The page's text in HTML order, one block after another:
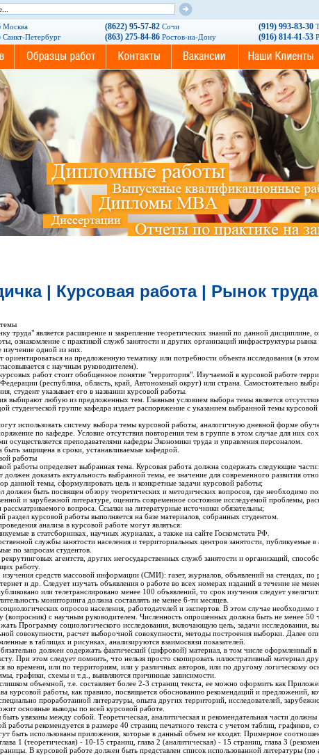
Москва
Санкт-Петербург
(8622) 95-57-82 Сочи
(863) 275-84-86 Ростов-на-Дону
(919) 993-83-30
(916) 814-41-53
| Курсовая работа | Рынок труда
труда" является расширение и закрепление теоретических знаний по данной дисциплине,
ознакомление с практикой служб занятости и других организаций инфраструктуры
одной из них.
на предложенную тематику или потребности объекта исследования (в
с научным руководителем).
работ стоит обобщенное понятие "территория". Изучаемой в курсовой работе
(республика, область, край, Автономный округ) или страна. Самостоятельно
студент указывает его в названии курсовой работы.
выбирают любую из предложенных тем. Главным условием выбора темы является
студенческой группе кафедра издает распоряжение с указанием выбранной темы
использовать систему выбора темы курсовой работы, аналогичную дневной форме
по кафедре. Условие отсутствия повторения тем в группе в этом случае для них
осуществляется преподавателями кафедры Экономики труда и управления персоналом.
защищена в сроки, устанавливаемые кафедрой.
работы
работы определяет выбранная тема. Курсовая работа должна содержать следующие части:
должен доказать актуальность выбранной темы, ее значение для современного развития
данной темы, сформулировать цель и конкретные задачи курсовой работы;
должен быть посвящен обзору теоретических и методических вопросов, где необходимо
и зарубежной литературе, оценить современное состояние исследуемой проблемы,
вопроса. Ссылки на литературные источники обязательны;
раздел курсовой работы выполняется на базе материалов, собранных студентом.
анализа в курсовой работе могут являться:
в статсборниках, научных журналах, а также на сайте Госкомстата РФ.
службы занятости населения и территориальных центров занятости, публикуемые в
по запросам студентов.
агентств, других негосударственных служб занятости и организаций,
работу.
изучения средств массовой информации (СМИ): газет, журналов, объявлений на стендах, по
и др. Следует изучать объявления о работе во всех номерах изданий в течение не
или телетранслировано менее 100 объявлений, то срок изучения следует
мониторинга должна составлять не менее 6-ти месяцев.
опросов населения, работодателей и экспертов. В этом случае необходимо
(вопросник) с научным руководителем. Численность опрошенных должна быть не менее 50
Программу социологического исследования, включающую цель, задачи исследования,
совокупности, расчет выборочной совокупности, методы построения выборки. Далее
в таблицах и рисунках, анализируются взаимосвязи показателей.
должен содержать фактический (цифровой) материал, в том числе оформленный в
При этом следует помнить, что нельзя просто скопировать иллюстративный материал
во времени, или по территориям, или у различных авторов, или по другому логическому
графики, схемы и т.д., выявляются причинные зависимости.
слишком объемной, т.е. составляет более 2-3 страниц текста, ее можно оформить как
курсовой работы, как правило, посвящается обоснованию рекомендаций и предложений,
проработанной литературы, опыта других территорий, исследователей,
основные выводы по всей курсовой работе.
увязаны между собой. Теоретическая, аналитическая и рекомендательная части должны
работы рекомендуется в размере 40 страниц печатного текста с учетом таблиц, графиков,
быть использованы приложения, которые в данный объем не входят. Примерное
1 (теоретическая) - 10-15 страниц, глава 2 (аналитическая) - 15 страниц, глава 3
В курсовой работе должен быть представлен список использованной литературы (по